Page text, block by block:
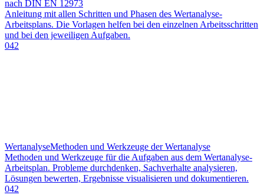
nach DIN EN 12973
Anleitung mit allen Schritten und Phasen des Wertanalyse-
Arbeitsplans. Die Vorlagen helfen bei den einzelnen Arbeitsschritten
und bei den jeweiligen Aufgaben.
042
WertanalyseMethoden und Werkzeuge der Wertanalyse
Methoden und Werkzeuge für die Aufgaben aus dem Wertanalyse-
Arbeitsplan. Probleme durchdenken, Sachverhalte analysieren,
Lösungen bewerten, Ergebnisse visualisieren und dokumentieren.
042